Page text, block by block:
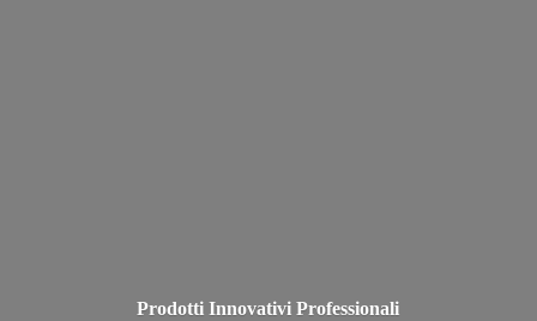
Prodotti Innovativi Professionali